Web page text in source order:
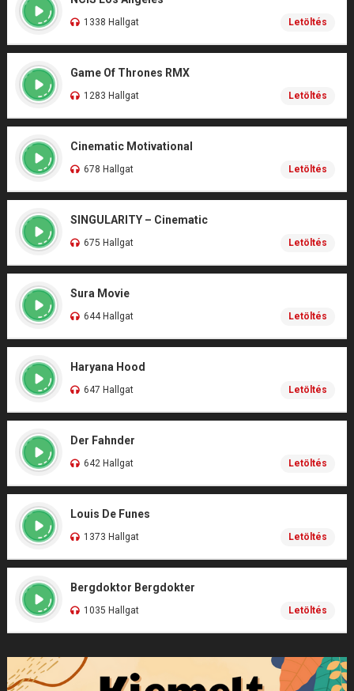
1338 Hallgat Letöltés
Game Of Thrones RMX
1283 Hallgat Letöltés
Cinematic Motivational
678 Hallgat Letöltés
SINGULARITY – Cinematic
675 Hallgat Letöltés
Sura Movie
644 Hallgat Letöltés
Haryana Hood
647 Hallgat Letöltés
Der Fahnder
642 Hallgat Letöltés
Louis De Funes
1373 Hallgat Letöltés
Bergdoktor Bergdokter
1035 Hallgat Letöltés